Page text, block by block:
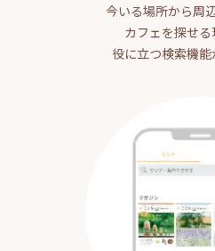
今いる場所から周
カフェを探せ
役に立つ検索機能